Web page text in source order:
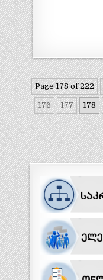
Page 178 of 222
176 177 178